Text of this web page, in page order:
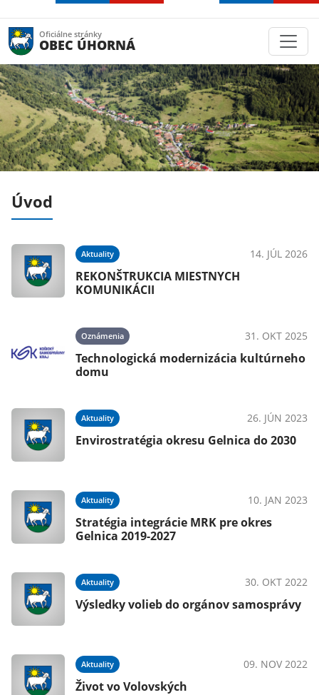
Oficiálne stránky
OBEC ÚHORNÁ
Úvod
Aktuality 14. JÚL 2026
REKONŠTRUKCIA MIESTNYCH
KOMUNIKÁCII
Oznámenia 31. OKT 2025
Technologická modernizácia kultúrneho
domu
Aktuality 26. JÚN 2023
Envirostratégia okresu Gelnica do 2030
Aktuality 10. JAN 2023
Stratégia integrácie MRK pre okres
Gelnica 2019-2027
Aktuality 30. OKT 2022
Výsledky volieb do orgánov samosprávy
Aktuality 09. NOV 2022
Život vo Volovských